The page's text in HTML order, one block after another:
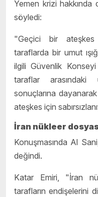
Yemen krizi hakkında
söyledi:
"Geçici bir ateşkes
taraflarda bir umut
ilgili Güvenlik Konseyi
taraflar arasındaki
sonuçlarına dayanarak
ateşkes için
İran nükleer
Konuşmasında Al
değindi.
Katar Emiri, "İran
tarafların endişelerini